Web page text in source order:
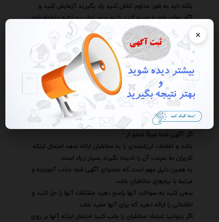
×
بلکه باید به طور مداوم تلاش کنید یاد بگیرید آزمایش کنید و
آگهی‌های خود را بهینه کنید تا به مرور زمان به نتایج دلخواه خود
بهینه‌سازی آگهی‌ها برای سئو یک سرمایه‌گذاری ارزشمند است که
می‌تواند بازگشت سرمایه (ROI) بسیار بالایی داشته باشد.
با صرف زمان و تلاش کافی برای این کار می‌توانید ترافیک
وب‌سایت خود را افزایش داده مخاطبان هدف را جذب کرده و فروش
و سود خود را افزایش دهید.
پس همین دست به کار شوید و آگهی‌های خود را برای سئو بهینه
کنید! یکی از اشتباهات رایج در میان بازاریابان تمرکز بیش از حد بر -
و نادیده گرفتن ارزش محتوا است.
اگر آگهی شما صرفاً مملو از -
باشد و اطلاعات ارزشمندی را به مخاطبان ارائه ندهد احتمال اینکه
کاربران به سرعت آن را نادیده بگیرند بسیار زیاد است.
به همین دلیل مهم است که محتوای آگهی شما جذاب آموزنده و
مرتبط با نیازهای مخاطبان باشد.
سعی کنید به سوالات آنها پاسخ دهید مشکلات آنها را حل کنید و
اطلاعاتی را ارائه دهید که برای آنها مفید باشد.
اگر بتوانید اعتماد مخاطبان را جلب کنید احتمال اینکه آنها بر روی